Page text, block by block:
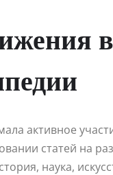
в
активное
статей на
наука,